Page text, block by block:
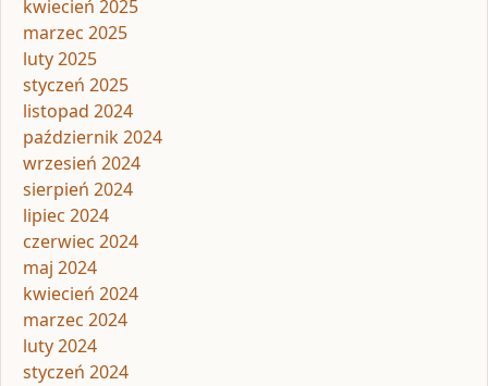
kwiecień 2025
marzec 2025
luty 2025
styczeń 2025
listopad 2024
październik 2024
wrzesień 2024
sierpień 2024
lipiec 2024
czerwiec 2024
maj 2024
kwiecień 2024
marzec 2024
luty 2024
styczeń 2024